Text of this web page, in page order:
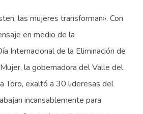
las mujeres transforman». Con
en medio de la
Internacional de la Eliminación de
la gobernadora del Valle del
Toro, exaltó a 30 lideresas del
incansablemente para